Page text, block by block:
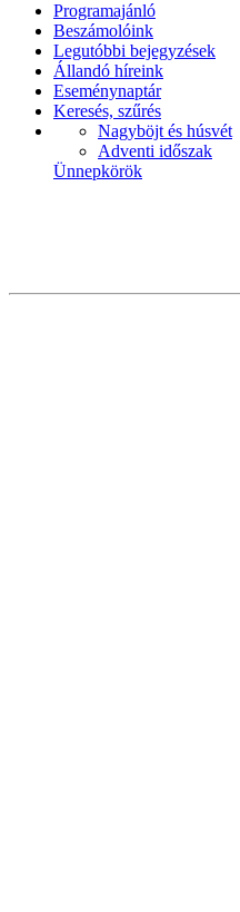
Programajánló
Beszámolóink
Legutóbbi bejegyzések
Állandó híreink
Eseménynaptár
Keresés, szűrés
Nagyböjt és húsvét
Adventi időszak
Ünnepkörök